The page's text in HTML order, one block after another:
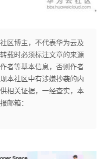
区博主，不代表华为云及
载时必须标注文章的来源
者等基本信息，否则作者
本社区中有涉嫌抄袭的内
相关证据，一经查实，本
邮箱：